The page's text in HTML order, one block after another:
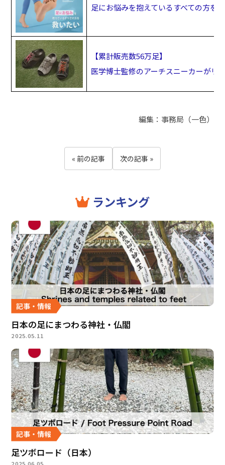
足にお悩みを抱えているすべての方を
【累計販売数56万足】
医学博士監修のアーチスニーカーがリ
編集：事務局（一色）
« 前の記事 次の記事 »
ランキング
記事・情報
日本の足にまつわる神社・仏閣
2025.05.11
記事・情報
足ツボロード（日本）
2025.06.05